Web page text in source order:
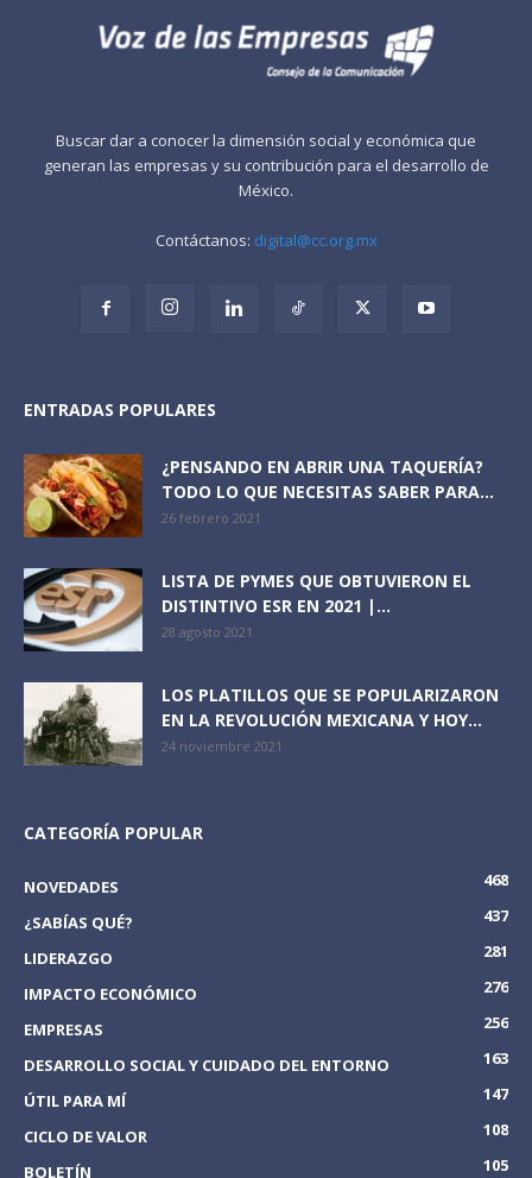
Buscar dar a conocer la dimensión social y económica que
generan las empresas y su contribución para el desarrollo de
México.
Contáctanos: digital@cc.org.mx
ENTRADAS POPULARES
¿PENSANDO EN ABRIR UNA TAQUERÍA?
TODO LO QUE NECESITAS SABER PARA...
26 febrero 2021
LISTA DE PYMES QUE OBTUVIERON EL
DISTINTIVO ESR EN 2021 |...
28 agosto 2021
LOS PLATILLOS QUE SE POPULARIZARON
EN LA REVOLUCIÓN MEXICANA Y HOY...
24 noviembre 2021
CATEGORÍA POPULAR
NOVEDADES
468
¿SABÍAS QUÉ?
437
LIDERAZGO
281
IMPACTO ECONÓMICO
276
EMPRESAS
256
DESARROLLO SOCIAL Y CUIDADO DEL ENTORNO
163
ÚTIL PARA MÍ
147
CICLO DE VALOR
108
BOLETÍN
105